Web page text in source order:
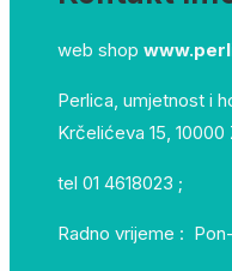
web shop
Perlica, umjetnost i
Krčelićeva 15, 10000
tel 01 4618023 ;
Radno vrijeme :